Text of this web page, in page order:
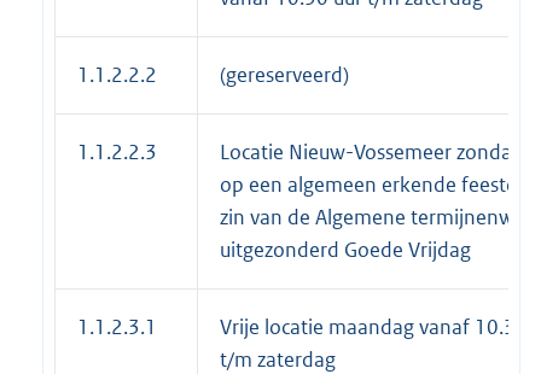
1.1.2.2.2 (gereserveerd)
1.1.2.2.3
Locatie Nieuw-Vossemeer zondag
op een algemeen erkende
zin van de Algemene termijnenwet,
uitgezonderd Goede Vrijdag
1.1.2.3.1
Vrije locatie maandag vanaf 10.30
t/m zaterdag